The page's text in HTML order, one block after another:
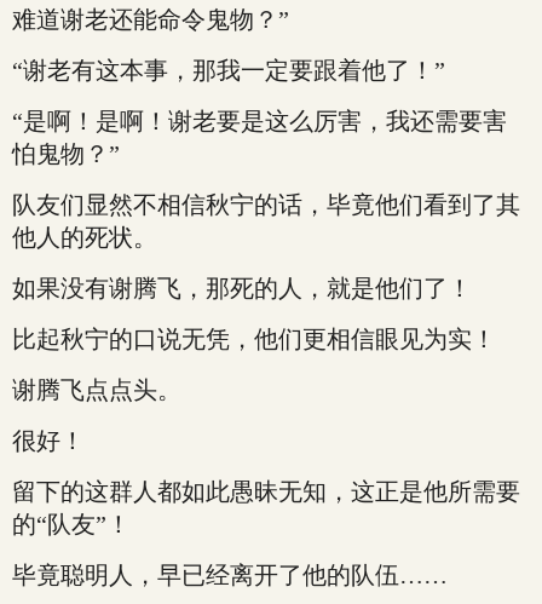
难道谢老还能命令鬼物？”
“谢老有这本事，那我一定要跟着他了！”
“是啊！是啊！谢老要是这么厉害，我还需要害
怕鬼物？”
队友们显然不相信秋宁的话，毕竟他们看到了其
他人的死状。
如果没有谢腾飞，那死的人，就是他们了！
比起秋宁的口说无凭，他们更相信眼见为实！
谢腾飞点点头。
很好！
留下的这群人都如此愚昧无知，这正是他所需要
的“队友”！
毕竟聪明人，早已经离开了他的队伍……